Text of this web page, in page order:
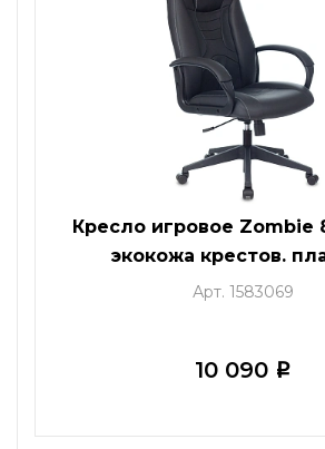
Кресло игровое Zombie
экокожа крестов.
Арт. 1583069
10 090 i